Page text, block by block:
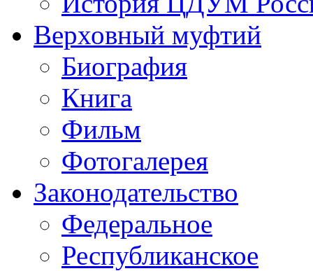
Верховный муфтий
Биография
Книга
Фильм
Фотогалерея
Законодательство
Федеральное
Республиканское